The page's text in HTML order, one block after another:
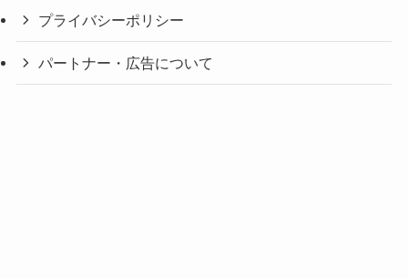
プライバシーポリシー
パートナー・広告について